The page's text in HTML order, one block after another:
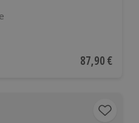
auf 9 BewertungenAktueller
87,90 €